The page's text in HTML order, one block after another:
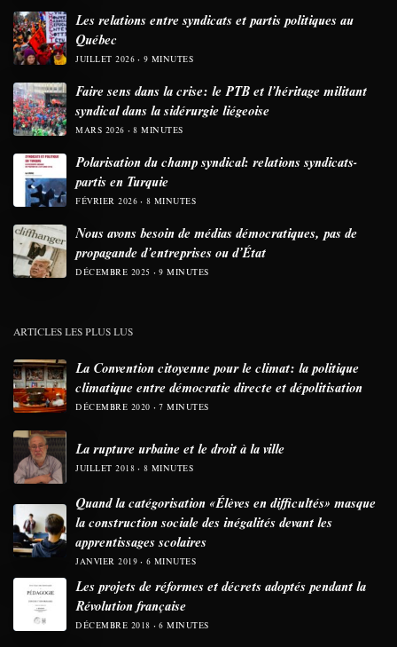
Les relations entre syndicats et partis politiques au
Québec
JUILLET 2026 9 MINUTES
Faire sens dans la crise: le PTB et l’héritage militant
syndical dans la sidérurgie liégeoise
MARS 2026 8 MINUTES
Polarisation du champ syndical: relations syndicats-
partis en Turquie
FÉVRIER 2026 8 MINUTES
Nous avons besoin de médias démocratiques, pas de
propagande d’entreprises ou d’État
DÉCEMBRE 2025 9 MINUTES
ARTICLES LES PLUS LUS
La Convention citoyenne pour le climat: la politique
climatique entre démocratie directe et dépolitisation
DÉCEMBRE 2020 7 MINUTES
La rupture urbaine et le droit à la ville
JUILLET 2018 8 MINUTES
Quand la catégorisation «Élèves en difficultés» masque
la construction sociale des inégalités devant les
apprentissages scolaires
JANVIER 2019 6 MINUTES
Les projets de réformes et décrets adoptés pendant la
Révolution française
DÉCEMBRE 2018 6 MINUTES